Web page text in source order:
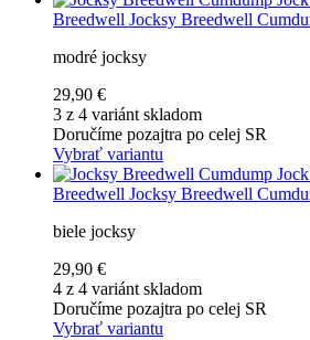
Breedwell Jocksy Breedwell
modré jocksy
29,90 €
3 z 4 variánt skladom
Doručíme pozajtra po celej SR
Vybrať variantu
Breedwell Jocksy Breedwell
biele jocksy
29,90 €
4 z 4 variánt skladom
Doručíme pozajtra po celej SR
Vybrať variantu